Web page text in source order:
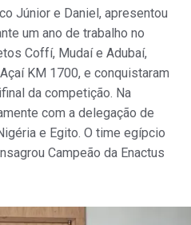
Júnior e Daniel, apresentou
um ano de trabalho no
Coffí, Mudaí e Adubaí,
KM 1700, e conquistaram
da competição. Na
com a delegação de
e Egito. O time egípcio
Campeão da Enactus